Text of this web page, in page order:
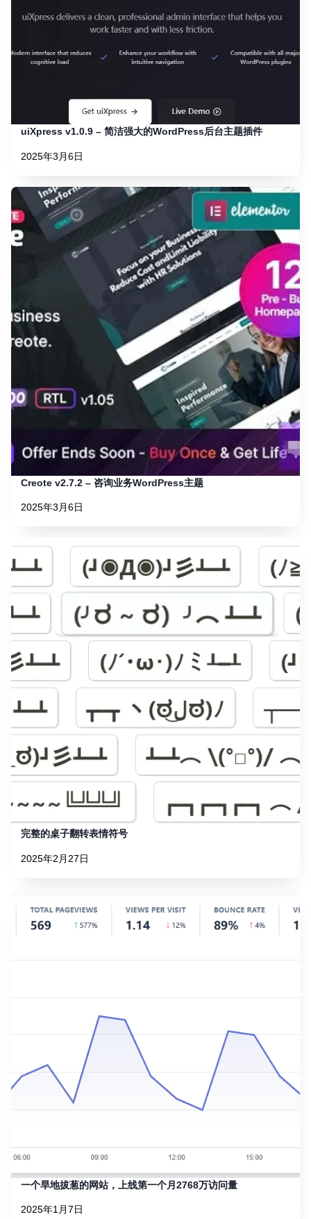
uiXpress v1.0.9 – 简洁强大的WordPress后台主题插件
2025年3月6日
Creote v2.7.2 – 咨询业务WordPress主题
2025年3月6日
完整的桌子翻转表情符号
2025年2月27日
一个旱地拔葱的网站，上线第一个月2768万访问量
2025年1月7日